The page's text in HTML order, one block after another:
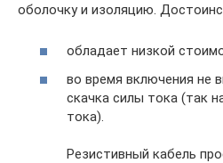
оболочку и изоляцию.
обладает низкой
во время включения не
скачка силы тока (так
тока).
Резистивный кабель